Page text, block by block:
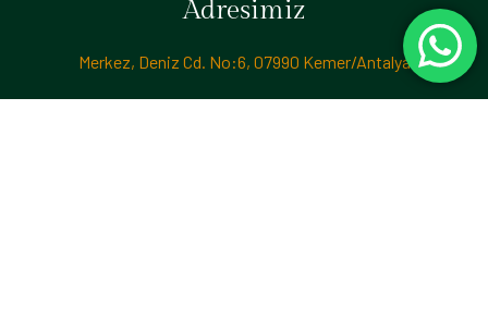
Adresimiz
Merkez, Deniz Cd. No:6, 07990 Kemer/Antalya